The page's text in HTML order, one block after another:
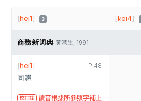
[hei1] 3 [kei4]
商務新詞典 黃港生, 1991
P.48
[hei1]
同魌
校訂註 讀音根據所參照字補上